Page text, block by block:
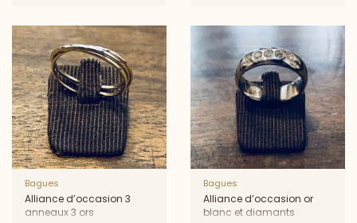
Bagues
Alliance d’occasion 3
anneaux 3 ors
Bagues
Alliance d’occasion or
blanc et diamants